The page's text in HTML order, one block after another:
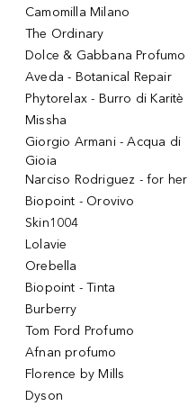
Camomilla Milano
The Ordinary
Dolce & Gabbana Profumo
Aveda - Botanical Repair
Phytorelax - Burro di Karitè
Missha
Giorgio Armani - Acqua di
Gioia
Narciso Rodriguez - for her
Biopoint - Orovivo
Skin1004
Lolavie
Orebella
Biopoint - Tinta
Burberry
Tom Ford Profumo
Afnan profumo
Florence by Mills
Dyson